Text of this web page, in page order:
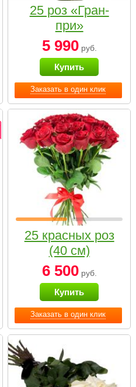
Заказать в один клик
25 роз «Гран-
при»
5 990руб.
Купить
Заказать в один клик
25 красных роз
(40 см)
6 500руб.
Купить